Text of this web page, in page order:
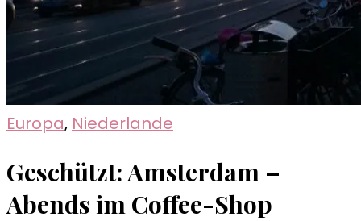
Europa, Niederlande
Geschützt: Amsterdam –
Abends im Coffee-Shop